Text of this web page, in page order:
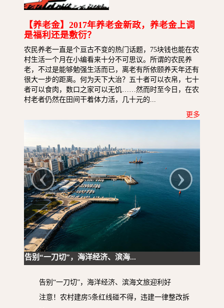
【养老金】2017年养老金新政，养老金上调
是福利还是敷衍？
农民养老一直是个亘古不变的热门话题，75块钱也能在农
村生活一个月在小编看来十分不可思议。所谓的农民养
老，不过是能够勉强生活而已，离老有所依颐养天年还有
很大一步的距离。何为天下大治？五十者可以衣帛，七十
者可以食肉，数口之家可以无饥……然而时至今日，在农
村老者仍然在田间干着体力活，几十元的...
更多
告别“一刀切”，海洋经济、滨海...
‹ ›
告别“一刀切”，海洋经济、滨海文旅迎利好
注意！农村建房5条红线碰不得，违建一律整改拆